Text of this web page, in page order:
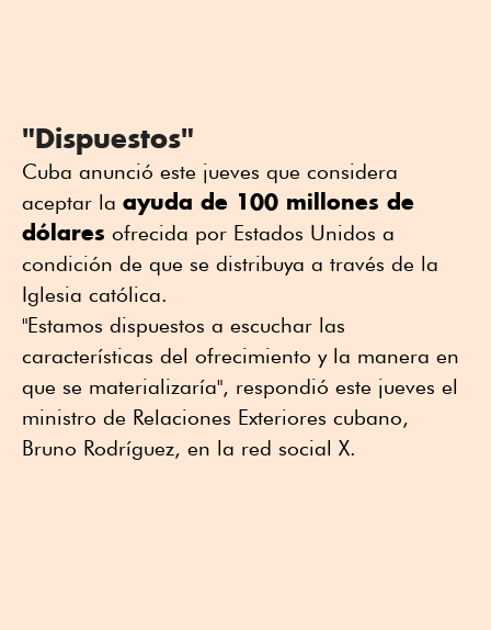
"Dispuestos"
Cuba anunció este jueves que considera
aceptar la ayuda de 100 millones de
dólares ofrecida por Estados Unidos a
condición de que se distribuya a través de la
Iglesia católica.
"Estamos dispuestos a escuchar las
características del ofrecimiento y la manera en
que se materializaría", respondió este jueves el
ministro de Relaciones Exteriores cubano,
Bruno Rodríguez, en la red social X.